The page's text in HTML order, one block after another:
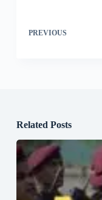
PREVIOUS
Related Posts